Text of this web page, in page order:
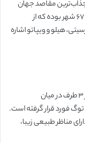
جذاب‌ترین مقاصد جهان
برای گذراندن تعطیلات محسوب می‌شود و دارای ۶۷ شهر بوده که از
هیلو و ویپاتو اشاره
کنتاکی یکی دیگر از ایالت های آمریکا است که از ۳ طرف در میان
فورد قرار گرفته است.
مناظر طبیعی زیبا،